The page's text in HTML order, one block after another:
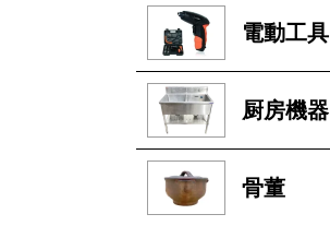
電動工具
厨房機器
骨董